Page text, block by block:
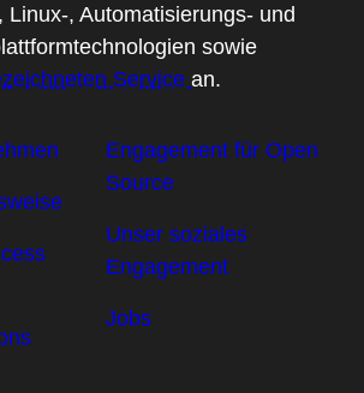
Linux-, Automatisierungs- und
sowie
Service an.
Engagement für Open
Source
Unser soziales
Engagement
Jobs